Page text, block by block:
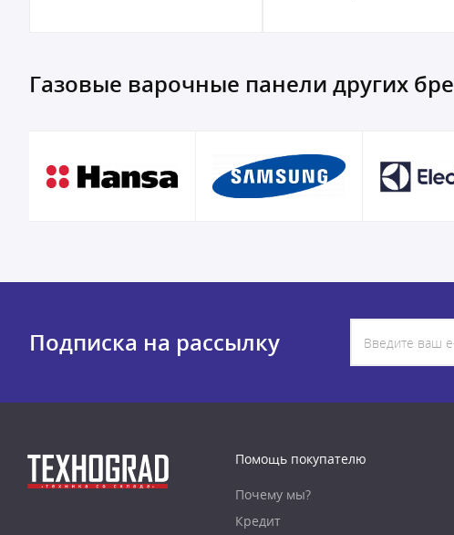
Газовые варочные панели других
Подписка на рассылку
Помощь покупателю
Почему мы?
Кредит